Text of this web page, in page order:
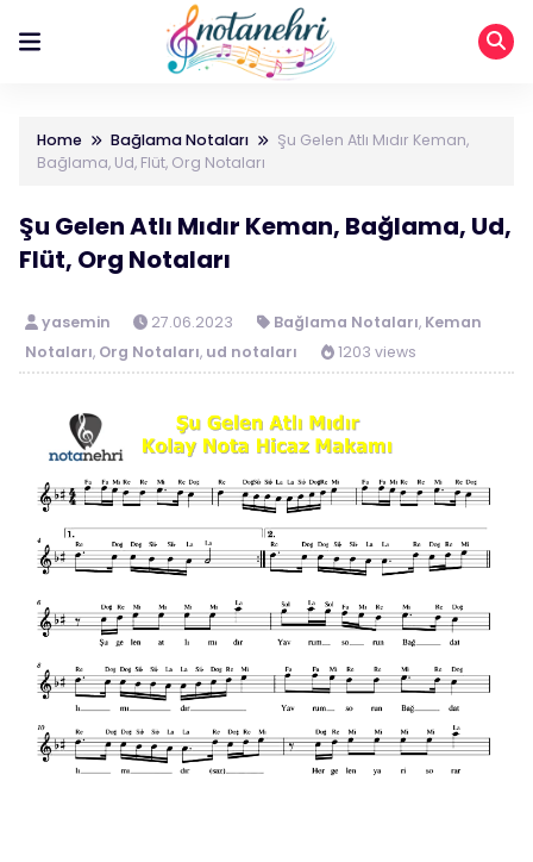
Home Bağlama Notaları
Şu Gelen Atlı Mıdır Keman,
Bağlama, Ud, Flüt, Org Notaları
Şu Gelen Atlı Mıdır Keman, Bağlama, Ud,
Flüt, Org Notaları
yasemin 27.06.2023 Bağlama Notaları, Keman
Notaları, Org Notaları, ud notaları 1203 views